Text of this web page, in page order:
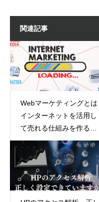
関連記事
Webマーケティングとは
インターネットを活用し
て売れる仕組みを作るこ
と